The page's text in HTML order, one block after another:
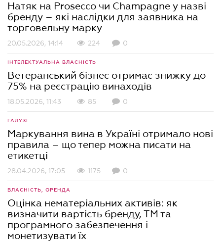
Натяк на Prosecco чи Champagne у назві
бренду – які наслідки для заявника на
торговельну марку
20.05.2026, 14:14 224 0
ІНТЕЛЕКТУАЛЬНА ВЛАСНІСТЬ
Ветеранський бізнес отримає знижку до
75% на реєстрацію винаходів
18.05.2026, 11:43 85 0
ГАЛУЗІ
Маркування вина в Україні отримало нові
правила – що тепер можна писати на
етикетці
28.04.2026, 17:05 1175 0
ВЛАСНІСТЬ, ОРЕНДА
Оцінка нематеріальних активів: як
визначити вартість бренду, ТМ та
програмного забезпечення і
монетизувати їх